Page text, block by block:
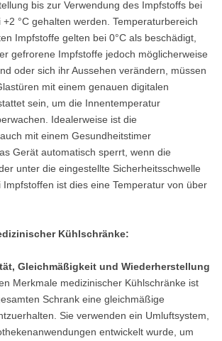
bis zur Verwendung des Impfstoffs bei
°C gehalten werden. Temperaturbereich
Impfstoffe gelten bei 0°C als beschädigt,
gefrorene Impfstoffe jedoch möglicherweise
oder sich ihr Aussehen verändern, müssen
mit einem genauen digitalen
sein, um die Innentemperatur
Idealerweise ist die
mit einem Gesundheitstimer
Gerät automatisch sperrt, wenn die
unter die eingestellte Sicherheitsschwelle
ist dies eine Temperatur von über
Kühlschränke:
Gleichmäßigkeit und Wiederherstellung
Merkmale medizinischer Kühlschränke ist
Schrank eine gleichmäßige
Sie verwenden ein Umluftsystem,
entwickelt wurde, um